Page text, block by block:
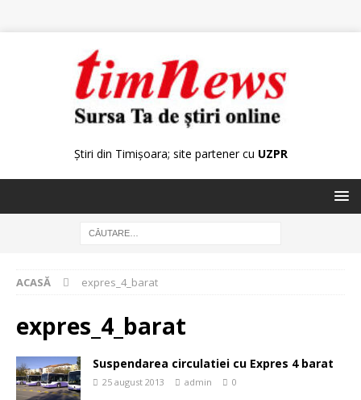
Știri din Timișoara; site partener cu UZPR
ACASĂ expres_4_barat
expres_4_barat
Suspendarea circulatiei cu Expres 4 barat
25 august 2013 admin 0